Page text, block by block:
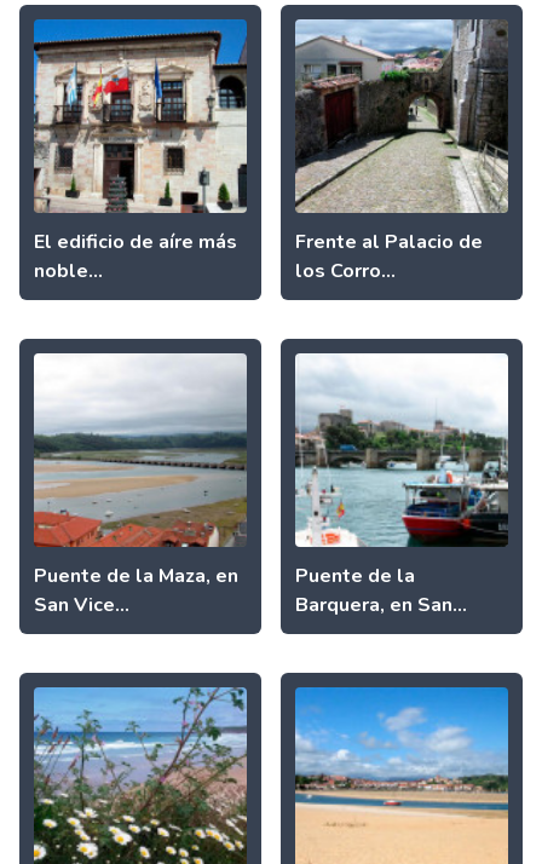
El edificio de aíre más
noble...
Frente al Palacio de
los Corro...
Puente de la Maza, en
San Vice...
Puente de la
Barquera, en San...